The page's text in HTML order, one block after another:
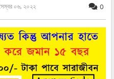
০৬, ২০২২ 0